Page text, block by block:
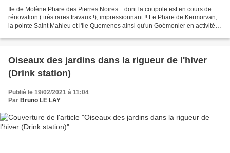
Ile de Molène Phare des Pierres Noires... dont la coupole est en cours de
rénovation ( très rares travaux !); impressionnant !! Le Phare de Kermorvan,
la pointe Saint Mahieu et l'ile Quemenes ainsi qu'un Goémonier en activité
Oiseaux des jardins dans la rigueur de l'hiver
(Drink station)
Publié le 19/02/2021 à 11:04
Par Bruno LE LAY